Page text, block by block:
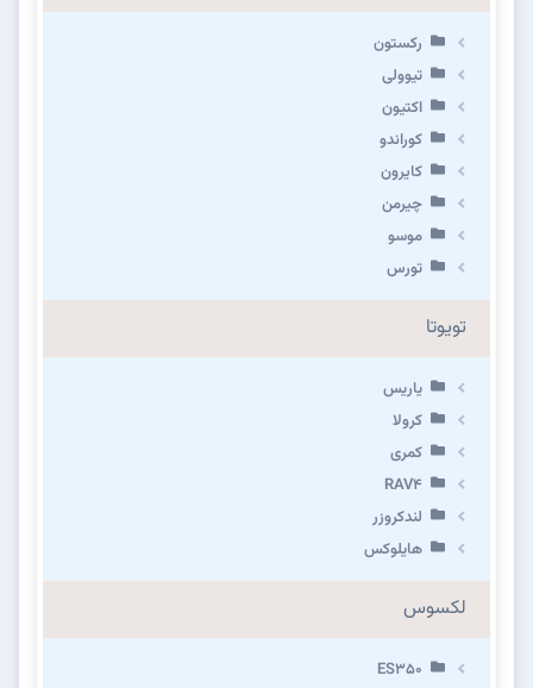
رکستون
تیوولی
اکتیون
کوراندو
کایرون
چیرمن
موسو
تورس
تویوتا
یاریس
کرولا
کمری
RAV4
لندکروزر
هایلوکس
لکسوس
ES350